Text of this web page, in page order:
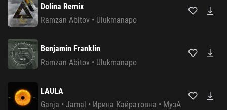
Dolina Remix
Ramzan Abitov • Ulukmanapo
Benjamin Franklin
Ramzan Abitov • Ulukmanapo
LAULA
Ganja • Jamal • Ирина Кайратовна • МузАрт